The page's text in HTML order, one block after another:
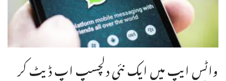
واٹس ایپ میں ایک نئی دلچسپ اپ ڈیٹ کر